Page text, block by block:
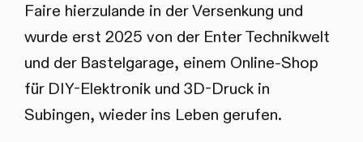
Faire hierzulande in der Versenkung und
wurde erst 2025 von der Enter Technikwelt
und der Bastelgarage, einem Online-Shop
für DIY-Elektronik und 3D-Druck in
Subingen, wieder ins Leben gerufen.